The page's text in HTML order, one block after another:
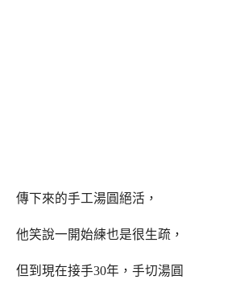
傳下來的手工湯圓絕活，
他笑說一開始練也是很生疏，
但到現在接手30年，手切湯圓